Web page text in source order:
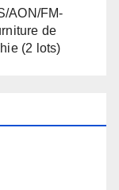
AON/FM-
de
(2 lots)